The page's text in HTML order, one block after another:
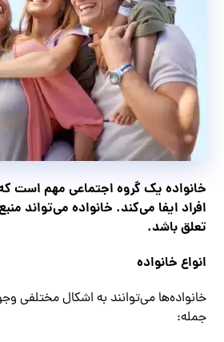
خانواده یک گروه اجتماعی مهم است
افراد ایفا می‌کند. خانواده می‌تواند
تعلق باشد.
انواع خانواده
خانواده‌ها می‌توانند به اشکال مختلفی
جمله: